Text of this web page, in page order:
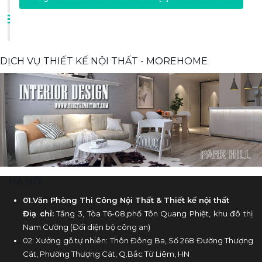
DỊCH VỤ THIẾT KẾ NỘI THẤT - MOREHOME
01.Văn Phòng Thi Công Nội Thất & Thiết kế nội thất
Điạ chỉ:Tầng 3, Tòa T6-08,phố Tôn Quang Phiệt, khu đô thị
Nam Cường (Đối diện bộ công an)
02: Xưởng gỗ tự nhiên: Thôn Đông Ba, Số 268 Đường Thượng
Cát, Phường Thượng Cát, Q.Bắc Từ Liêm, HN